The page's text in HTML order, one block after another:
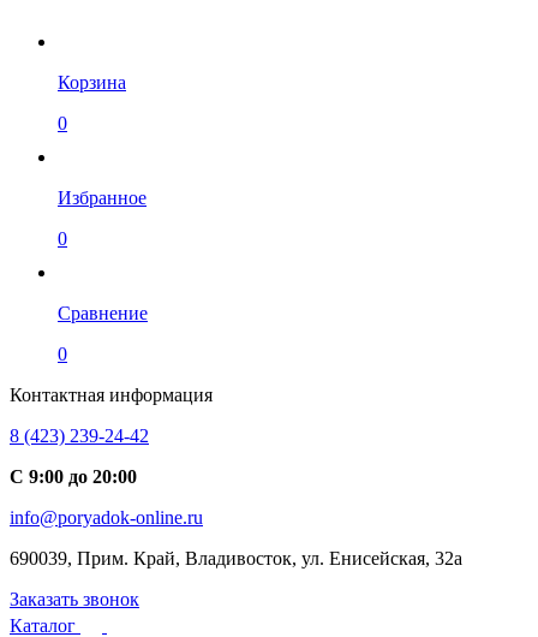
Корзина
0
Избранное
0
Сравнение
0
Контактная информация
8 (423) 239-24-42
С 9:00 до 20:00
info@poryadok-online.ru
690039, Прим. Край, Владивосток, ул. Енисейская, 32а
Заказать звонок
Каталог